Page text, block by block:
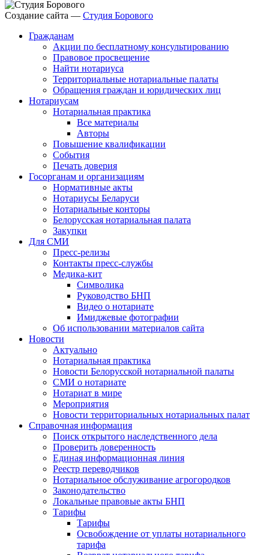
Создание сайта — Студия Борового
Гражданам
Акции по бесплатному консультированию
Правовое просвещение
Найти нотариуса
Территориальные нотариальные палаты
Обращения граждан и юридических лиц
Нотариусам
Нотариальная практика
Все материалы
Авторы
Повышение квалификации
События
Печать доверия
Госорганам и организациям
Нормативные акты
Нотариусы Беларуси
Нотариальные конторы
Белорусская нотариальная палата
Закупки
Для СМИ
Пресс-релизы
Контакты пресс-службы
Медика-кит
Символика
Руководство БНП
Видео о нотариате
Имиджевые фотографии
Об использовании материалов сайта
Новости
Актуально
Нотариальная практика
Новости Белорусской нотариальной палаты
СМИ о нотариате
Нотариат в мире
Мероприятия
Новости территориальных нотариальных палат
Справочная информация
Поиск открытого наследственного дела
Проверить доверенность
Единая информационная линия
Реестр переводчиков
Нотариальное обслуживание агрогородков
Законодательство
Локальные правовые акты БНП
Тарифы
Тарифы
Освобождение от уплаты нотариального
тарифа